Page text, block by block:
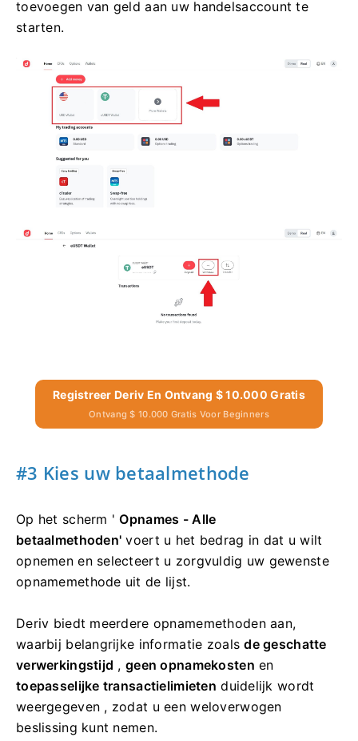
toevoegen van geld aan uw handelsaccount te
starten.
Registreer Deriv En Ontvang $ 10.000 Gratis
Ontvang $ 10.000 Gratis Voor Beginners
#3 Kies uw betaalmethode
Op het scherm 'Opnames - Alle
betaalmethoden' voert u het bedrag in dat u wilt
opnemen en selecteert u zorgvuldig uw gewenste
opnamemethode uit de lijst.
Deriv biedt meerdere opnamemethoden aan,
waarbij belangrijke informatie zoalsde geschatte
verwerkingstijd ,geen opnamekosten en
toepasselijke transactielimieten duidelijk wordt
weergegeven , zodat u een weloverwogen
beslissing kunt nemen.